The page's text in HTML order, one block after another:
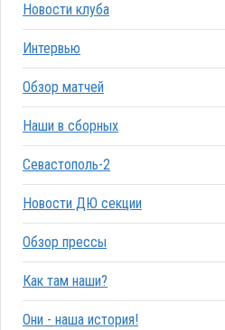
Новости клуба
Интервью
Обзор матчей
Наши в сборных
Севастополь-2
Новости ДЮ секции
Обзор прессы
Как там наши?
Они - наша история!